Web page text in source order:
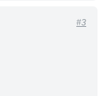
#3